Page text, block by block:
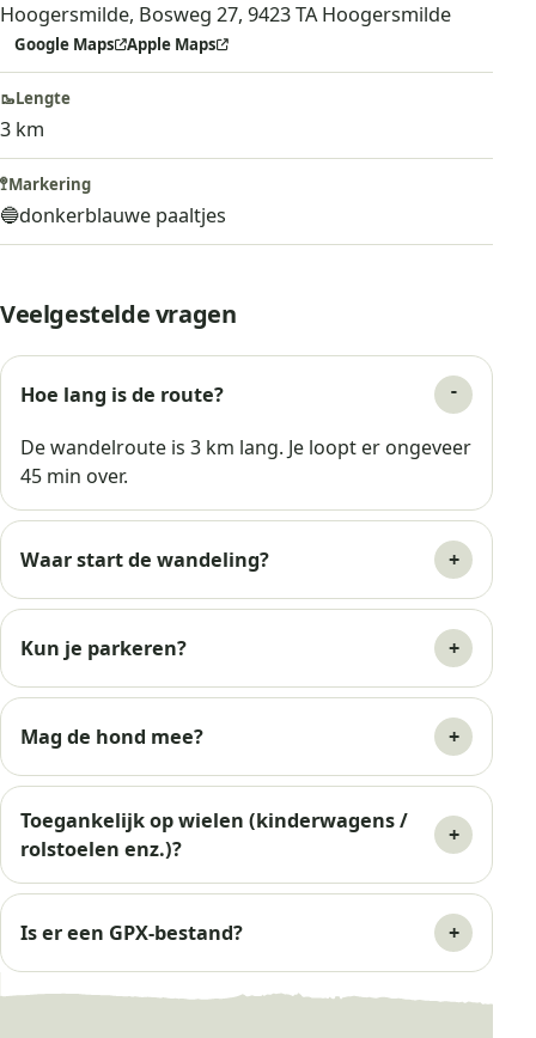
Veelgestelde vragen
Hoe lang is de route?
De wandelroute is 3 km lang. Je loopt er ongeveer
45 min over.
Waar start de wandeling?
Kun je parkeren?
Mag de hond mee?
Toegankelijk op wielen (kinderwagens /
rolstoelen enz.)?
Is er een GPX-bestand?
Hoogersmilde, Bosweg 27, 9423 TA Hoogersmilde
Google Maps Apple Maps
🥾Lengte
3 km
🚏Markering
🔵donkerblauwe paaltjes